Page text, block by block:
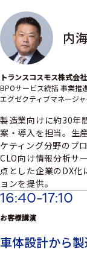
内
トランスコスモス株式会社
BPOサービス統括 事業推
エグゼクティブマネージャ
製造業向けに約30年
案・導入を担当。生
ケティング分野のプ
CLO向け情報分析サ
点とした企業のDX
ョンを提供。
16:40-17:10
お客様講演
車体設計から